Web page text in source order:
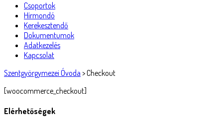
Csoportok
Hírmondó
Kerekesztendő
Dokumentumok
Adatkezelés
Kapcsolat
Szentgyörgymezei Óvoda >Checkout
[woocommerce_checkout]
Elérhetőségek